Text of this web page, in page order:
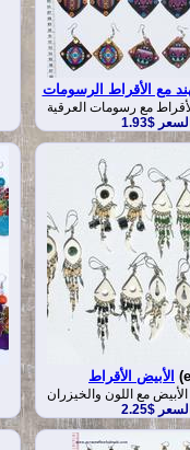
مع الأقراط الرسومات
مع رسومات العرقية
السعر $1.93
الأبيض الأقراط
الأبيض مع اللون والخيزران
السعر $2.25